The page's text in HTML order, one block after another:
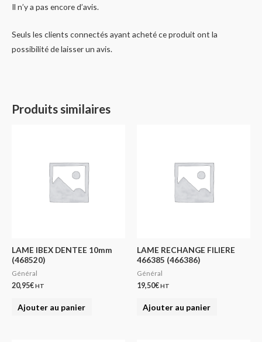
Il n’y a pas encore d’avis.
Seuls les clients connectés ayant acheté ce produit ont la
possibilité de laisser un avis.
Produits similaires
LAME IBEX DENTEE 10mm
(468520)
Général
20,95€HT
Ajouter au panier
LAME RECHANGE FILIERE
466385 (466386)
Général
19,50€HT
Ajouter au panier